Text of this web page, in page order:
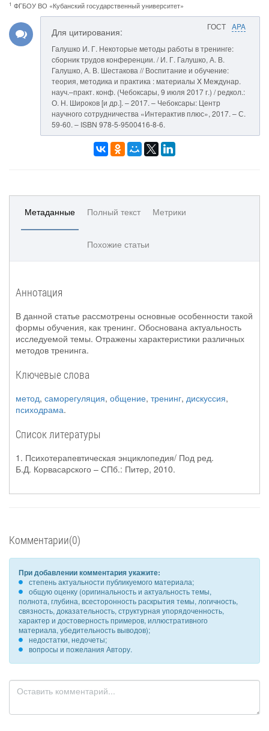
1 ФГБОУ ВО «Кубанский государственный университет»
ГОСТ APA
Для цитирования:
Галушко И. Г. Некоторые методы работы в тренинге:
сборник трудов конференции. / И. Г. Галушко, А. В.
Галушко, А. В. Шестакова // Воспитание и обучение:
теория, методика и практика : материалы X Междунар.
науч.–практ. конф. (Чебоксары, 9 июля 2017 г.) / редкол.:
О. Н. Широков [и др.]. – 2017. – Чебоксары: Центр
научного сотрудничества «Интерактив плюс», 2017. – С.
59-60. – ISBN 978-5-9500416-8-6.
Метаданные Полный текст Метрики
Похожие статьи
Аннотация
В данной статье рассмотрены основные особенности такой
формы обучения, как тренинг. Обоснована актуальность
исследуемой темы. Отражены характеристики различных
методов тренинга.
Ключевые слова
метод, саморегуляция, общение, тренинг, дискуссия,
психодрама.
Список литературы
1. Психотерапевтическая энциклопедия/ Под ред.
Б.Д. Корвасарского – СПб.: Питер, 2010.
Комментарии(0)
При добавлении комментария укажите:
степень актуальности публикуемого материала;
общую оценку (оригинальность и актуальность темы,
полнота, глубина, всесторонность раскрытия темы, логичность,
связность, доказательность, структурная упорядоченность,
характер и достоверность примеров, иллюстративного
материала, убедительность выводов);
недостатки, недочеты;
вопросы и пожелания Автору.